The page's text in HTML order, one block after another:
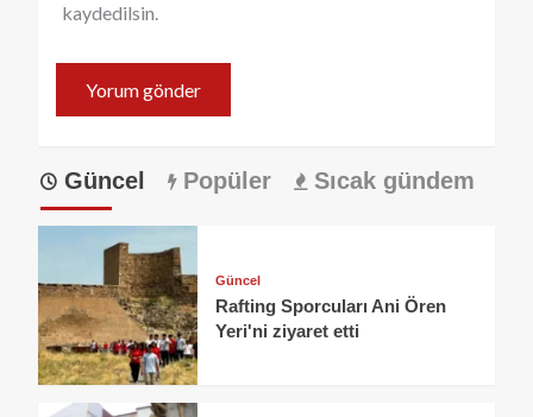
kaydedilsin.
Güncel Popüler Sıcak gündem
Güncel
Rafting Sporcuları Ani Ören
Yeri'ni ziyaret etti